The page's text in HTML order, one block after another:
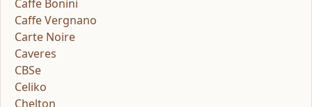
Caffe Bonini
Caffe Vergnano
Carte Noire
Caveres
CBSe
Celiko
Chelton